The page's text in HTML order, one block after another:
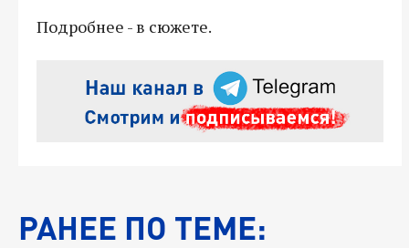
Подробнее - в сюжете.
РАНЕЕ ПО ТЕМЕ: